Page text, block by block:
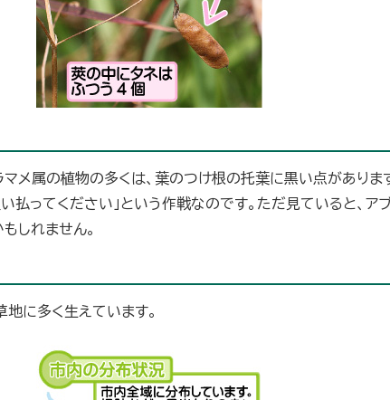
マメ属の植物の多くは、葉のつけ根の托葉に黒い点がありま
払ってください」という作戦なのです。ただ見ていると、
しれません。
に多く生えています。